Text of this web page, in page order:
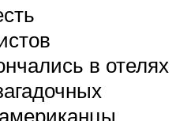
в отелях